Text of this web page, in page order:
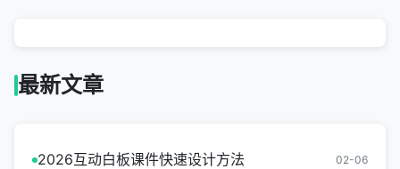
最新文章
2026互动白板课件快速设计方法 02-06